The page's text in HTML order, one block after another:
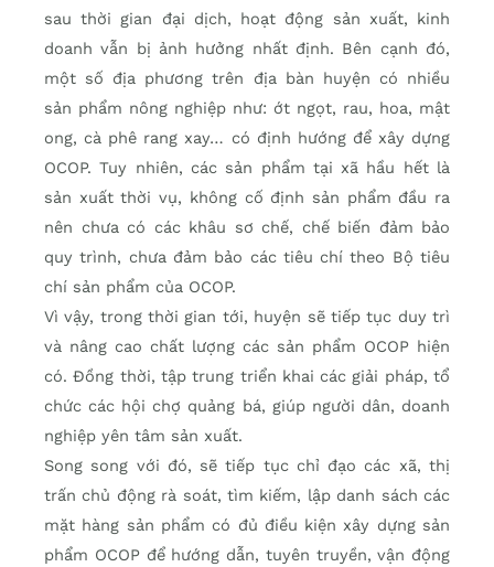
sau thời gian đại dịch, hoạt động sản xuất, kinh
doanh vẫn bị ảnh hưởng nhất định. Bên cạnh đó,
một số địa phương trên địa bàn huyện có nhiều
sản phẩm nông nghiệp như: ớt ngọt, rau, hoa, mật
ong, cà phê rang xay… có định hướng để xây dựng
OCOP. Tuy nhiên, các sản phẩm tại xã hầu hết là
sản xuất thời vụ, không cố định sản phẩm đầu ra
nên chưa có các khâu sơ chế, chế biến đảm bảo
quy trình, chưa đảm bảo các tiêu chí theo Bộ tiêu
chí sản phẩm của OCOP.
Vì vậy, trong thời gian tới, huyện sẽ tiếp tục duy trì
và nâng cao chất lượng các sản phẩm OCOP hiện
có. Đồng thời, tập trung triển khai các giải pháp, tổ
chức các hội chợ quảng bá, giúp người dân, doanh
nghiệp yên tâm sản xuất.
Song song với đó, sẽ tiếp tục chỉ đạo các xã, thị
trấn chủ động rà soát, tìm kiếm, lập danh sách các
mặt hàng sản phẩm có đủ điều kiện xây dựng sản
phẩm OCOP để hướng dẫn, tuyên truyền, vận động